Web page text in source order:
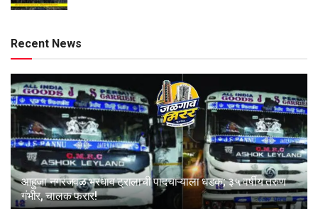
Recent News
आहुजा नगरजवळ भरधाव ट्रालाची पादचाऱ्याला धडक; ३५ वर्षीय तरुण
गंभीर, चालक फरार!